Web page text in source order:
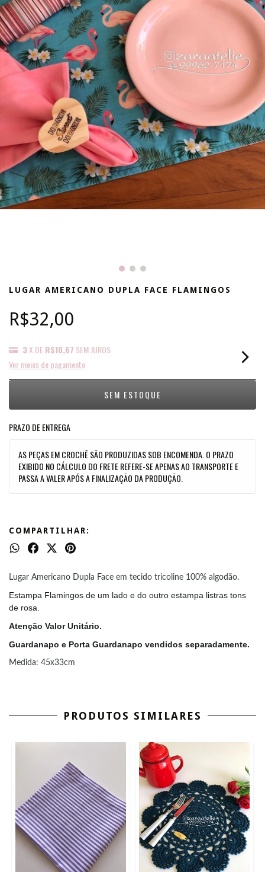
LUGAR AMERICANO DUPLA FACE FLAMINGOS
R$32,00
3X DE R$10,67 SEM JUROS
Ver meios de pagamento
PRAZO DE ENTREGA
AS PEÇAS EM CROCHÊ SÃO PRODUZIDAS SOB ENCOMENDA. O PRAZO
EXIBIDO NO CÁLCULO DO FRETE REFERE-SE APENAS AO TRANSPORTE E
PASSA A VALER APÓS A FINALIZAÇÃO DA PRODUÇÃO.
COMPARTILHAR:
Lugar Americano Dupla Face em tecido tricoline 100% algodão.
Estampa Flamingos de um lado e do outro estampa listras tons
de rosa.
Atenção Valor Unitário.
Guardanapo e Porta Guardanapo vendidos separadamente.
Medida: 45x33cm
PRODUTOS SIMILARES